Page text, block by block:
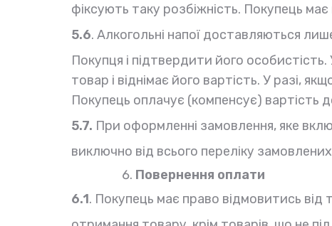
фіксують таку розбіжність. Покупець
5.6. Алкогольні напої доставляються
Покупця і підтвердити його
товар і віднімає його вартість. У разі,
Покупець оплачує (компенсує) вартість
5.7. При оформленні замовлення, яке
виключно від всього переліку
Повернення оплати
6.1. Покупець має право відмовитись